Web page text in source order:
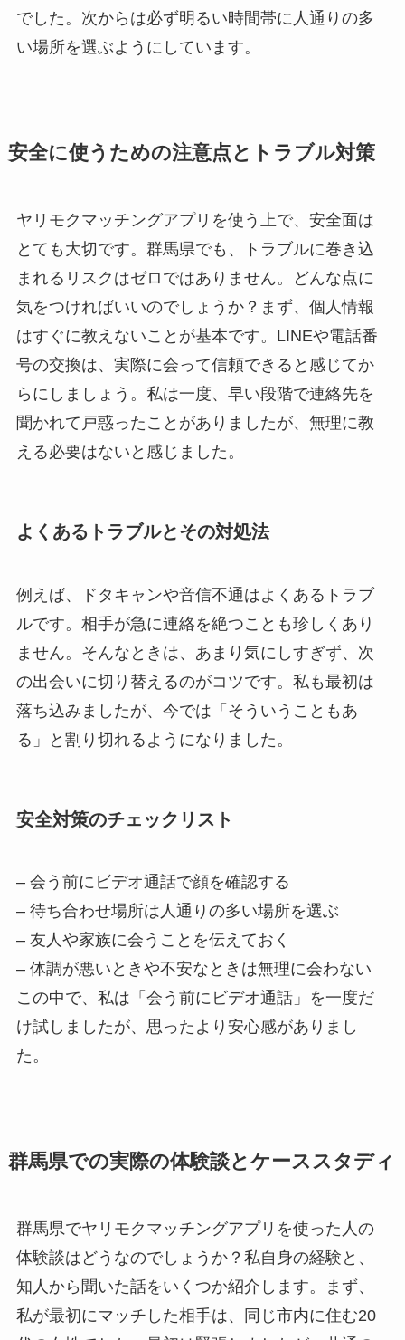
でした。次からは必ず明るい時間帯に人通りの多
い場所を選ぶようにしています。
安全に使うための注意点とトラブル対策
ヤリモクマッチングアプリを使う上で、安全面は
とても大切です。群馬県でも、トラブルに巻き込
まれるリスクはゼロではありません。どんな点に
気をつければいいのでしょうか？まず、個人情報
はすぐに教えないことが基本です。LINEや電話番
号の交換は、実際に会って信頼できると感じてか
らにしましょう。私は一度、早い段階で連絡先を
聞かれて戸惑ったことがありましたが、無理に教
える必要はないと感じました。
よくあるトラブルとその対処法
例えば、ドタキャンや音信不通はよくあるトラブ
ルです。相手が急に連絡を絶つことも珍しくあり
ません。そんなときは、あまり気にしすぎず、次
の出会いに切り替えるのがコツです。私も最初は
落ち込みましたが、今では「そういうこともあ
る」と割り切れるようになりました。
安全対策のチェックリスト
– 会う前にビデオ通話で顔を確認する
– 待ち合わせ場所は人通りの多い場所を選ぶ
– 友人や家族に会うことを伝えておく
– 体調が悪いときや不安なときは無理に会わない
この中で、私は「会う前にビデオ通話」を一度だ
け試しましたが、思ったより安心感がありまし
た。
群馬県での実際の体験談とケーススタディ
群馬県でヤリモクマッチングアプリを使った人の
体験談はどうなのでしょうか？私自身の経験と、
知人から聞いた話をいくつか紹介します。まず、
私が最初にマッチした相手は、同じ市内に住む20